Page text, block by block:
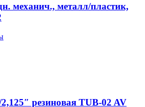
механич., металл/пластик,
резиновая TUB-02 AV